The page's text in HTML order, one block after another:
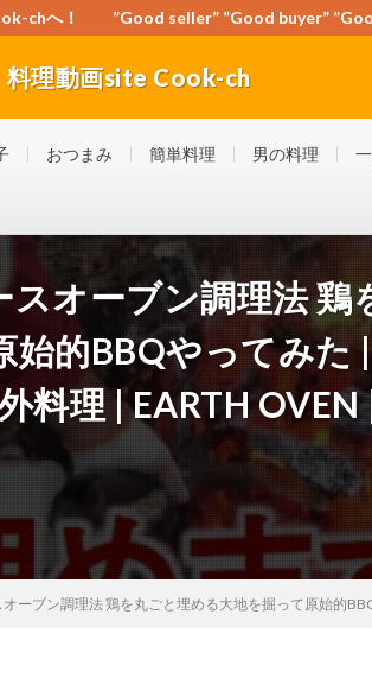
chへ！ ”Good seller” ”Good buyer”
料理動画site Cook-ch
おつまみ 簡単料理 男の料理
スオーブン調理法 鶏
始的BBQやってみた
料理 | EARTH OVEN
オーブン調理法 鶏を丸ごと埋める大地を掘って原始的